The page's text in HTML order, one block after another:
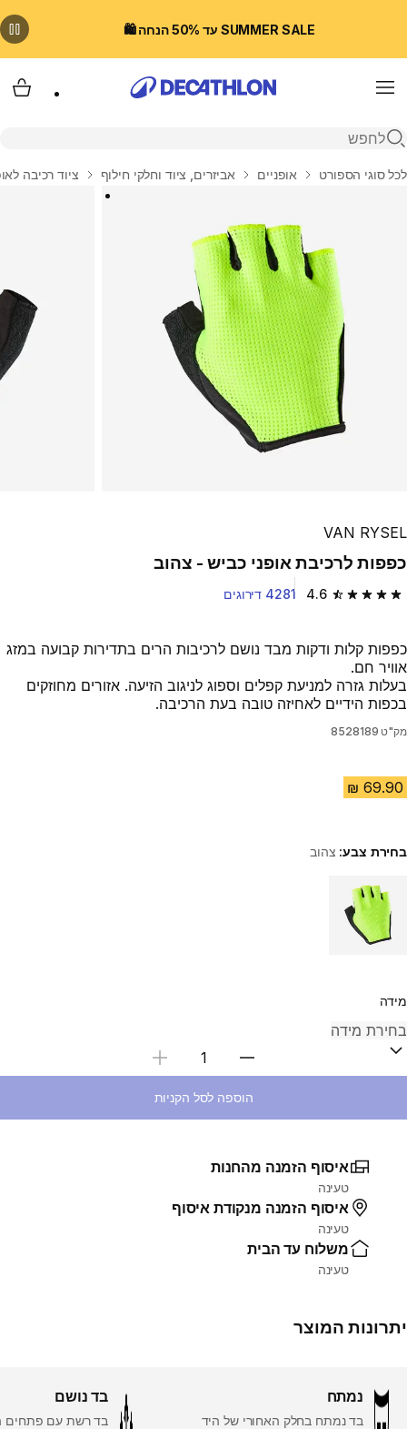
SUMMER SALE עד 50% הנחה 🛍️
Menu
פתיחת חיפוש
בית
לכל סוגי הספורט אופניים אביזרים, ציוד וחלקי חילוף ציוד רכיבה
VAN RYSEL
כפפות לרכיבת אופני כביש - צהוב
4.6 4.6 out of 5 stars from 4281 reviews 4281 דירוגים
כפפות קלות ודקות מבד נושם לרכיבות הרים בתדירות קבועה במזג
אוויר חם.
בעלות גזרה למניעת קפלים וספוג לניגוב הזיעה. אזורים מחוזקים
בכפות הידיים לאחיזה טובה בעת הרכיבה.
מק"ט 8528189
בחירת צבע: צהוב
Choose a variant
מידה
בחירת כמות
הוספה לסל הקניות
איסוף הזמנה מהחנות
טעינה
איסוף הזמנה מנקודת איסוף
טעינה
משלוח עד הבית
טעינה
יתרונות המוצר
נמתח
בד נמתח בחלק האחורי של היד
בד נושם
בד רשת עם פתחים